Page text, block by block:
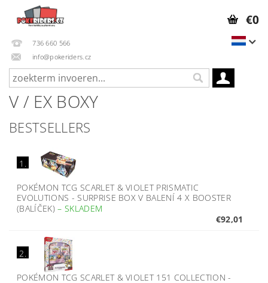
736 660 566
info@pokeriders.cz
€0
V / EX BOXY
BESTSELLERS
1.
POKÉMON TCG SCARLET & VIOLET PRISMATIC
EVOLUTIONS - SURPRISE BOX V BALENÍ 4 X BOOSTER
(BALÍČEK)– SKLADEM
€92,01
2.
POKÉMON TCG SCARLET & VIOLET 151 COLLECTION -